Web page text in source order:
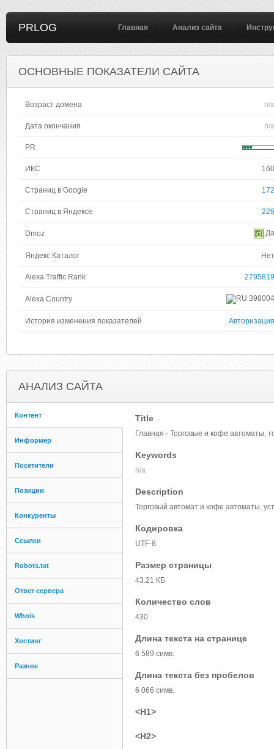
PRLOG Главная Анализ сайта
ОСНОВНЫЕ ПОКАЗАТЕЛИ САЙТА
Возраст домена n/a
Дата окончания n/a
PR
ИКС 160
Страниц в Google 172
Страниц в Яндексе 228
Dmoz Да
Яндекс Каталог Нет
Alexa Traffic Rank 2795819
Alexa Country 398004
История изменения показателей Авторизация
АНАЛИЗ САЙТА
Контент
Информер
Посетители
Позиции
Конкуренты
Ссылки
Robots.txt
Ответ сервера
Whois
Хостинг
Разное
Title
Главная - Торговые и кофе автоматы,
Keywords
n/a
Description
Торговый автомат и кофе автоматы,
Кодировка
UTF-8
Размер страницы
43.21 КБ
Количество слов
430
Длина текста на странице
6 589 симв.
Длина текста без пробелов
6 066 симв.
<H1>
<H2>